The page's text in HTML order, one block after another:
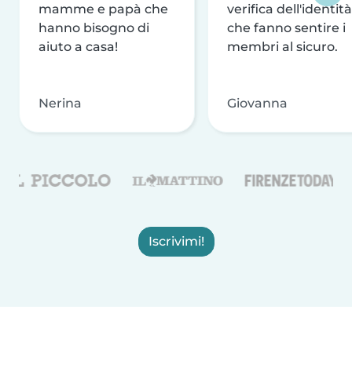
mamme e papà che
hanno bisogno di
aiuto a casa!
Nerina
verifica dell'identità
che fanno sentire i
membri al sicuro.
Giovanna
Iscrivimi!